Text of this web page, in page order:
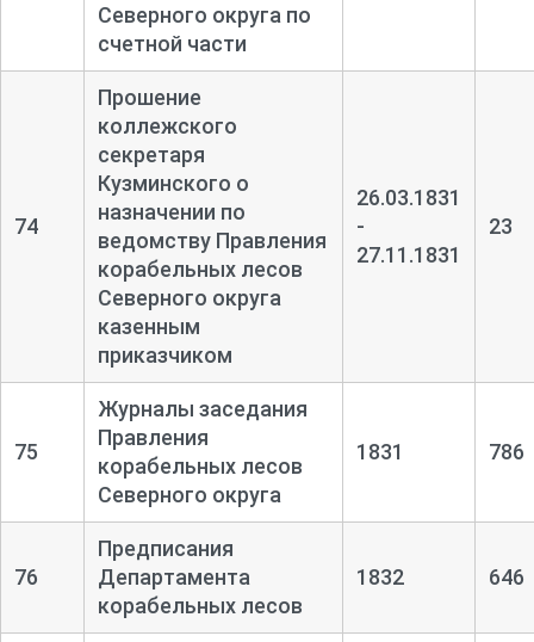
Северного округа по
счетной части
74
Прошение
коллежского
секретаря
Кузминского о
назначении по
ведомству Правления
корабельных лесов
Северного округа
казенным
приказчиком
26.03.1831
-
27.11.1831
23
75
Журналы заседания
Правления
корабельных лесов
Северного округа
1831 786
76
Предписания
Департамента
корабельных лесов
1832 646